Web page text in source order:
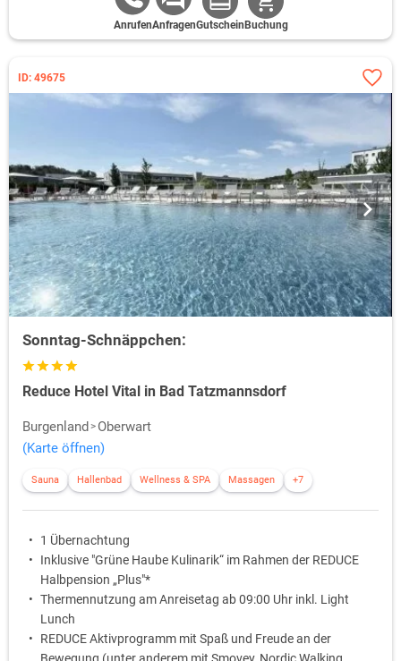
AnrufenAnfragenGutschein Buchung
ID: 49675
Sonntag-Schnäppchen:
Reduce Hotel Vital in Bad Tatzmannsdorf
Burgenland
Oberwart
(Karte öffnen)
Sauna Hallenbad Wellness & SPA Massagen +7
1 Übernachtung
Inklusive "Grüne Haube Kulinarik“ im Rahmen der REDUCE
Halbpension „Plus"*
Thermennutzung am Anreisetag ab 09:00 Uhr inkl. Light
Lunch
REDUCE Aktivprogramm mit Spaß und Freude an der